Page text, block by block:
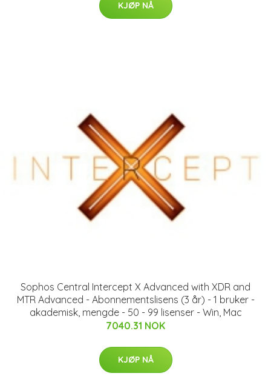
KJØP NÅ
Sophos Central Intercept X Advanced with XDR and
MTR Advanced - Abonnementslisens (3 år) - 1 bruker -
akademisk, mengde - 50 - 99 lisenser - Win, Mac
7040.31 NOK
KJØP NÅ